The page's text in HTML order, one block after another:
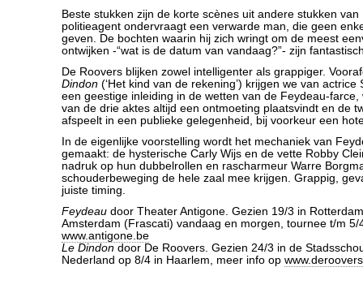
Beste stukken zijn de korte scènes uit andere stukken van
politieagent ondervraagt een verwarde man, die geen
geven. De bochten waarin hij zich wringt om de meest
ontwijken -“wat is de datum van vandaag?”- zijn
De Roovers blijken zowel intelligenter als grappiger.
Dindon (‘Het kind van de rekening’) krijgen we van actrice
een geestige inleiding in de wetten van de Feydeau-
van de drie aktes altijd een ontmoeting plaatsvindt en de
afspeelt in een publieke gelegenheid, bij voorkeur een
In de eigenlijke voorstelling wordt het mechaniek van
gemaakt: de hysterische Carly Wijs en de vette Robby
nadruk op hun dubbelrollen en rascharmeur Warre
schouderbeweging de hele zaal mee krijgen. Grappig,
juiste timing.
Feydeau door Theater Antigone. Gezien 19/3 in
Amsterdam (Frascati) vandaag en morgen, tournee t/m 5/
www.antigone.be
Le Dindon door De Roovers. Gezien 24/3 in de
Nederland op 8/4 in Haarlem, meer info op